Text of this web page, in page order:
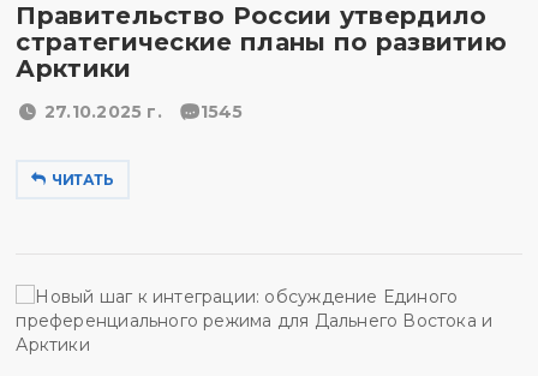
Правительство России утвердило
стратегические планы по развитию
Арктики
27.10.2025 г. 1545
ЧИТАТЬ